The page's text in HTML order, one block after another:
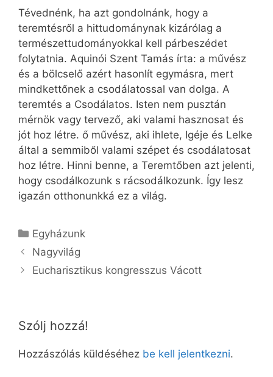
Tévednénk, ha azt gondolnánk, hogy a
teremtésről a hittudománynak kizárólag a
természettudományokkal kell párbeszédet
folytatnia. Aquinói Szent Tamás írta: a művész
és a bölcselő azért hasonlít egymásra, mert
mindkettőnek a csodálatossal van dolga. A
teremtés a Csodálatos. Isten nem pusztán
mérnök vagy tervező, aki valami hasznosat és
jót hoz létre. ő művész, aki ihlete, Igéje és Lelke
által a semmiből valami szépet és csodálatosat
hoz létre. Hinni benne, a Teremtőben azt jelenti,
hogy csodálkozunk s rácsodálkozunk. Így lesz
igazán otthonunkká ez a világ.
Kategória
Egyházunk
Nagyvilág
Eucharisztikus kongresszus Vácott
Szólj hozzá!
Hozzászólás küldéséhez be kell jelentkezni.